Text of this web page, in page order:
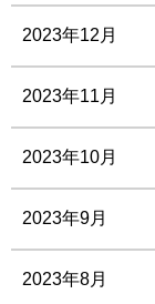
2023年12月
2023年11月
2023年10月
2023年9月
2023年8月